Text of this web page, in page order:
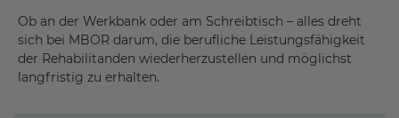
Ob an der Werkbank oder am Schreibtisch – alles dreht
sich bei MBOR darum, die berufliche Leistungsfähigkeit
der Rehabilitanden wiederherzustellen und möglichst
langfristig zu erhalten.